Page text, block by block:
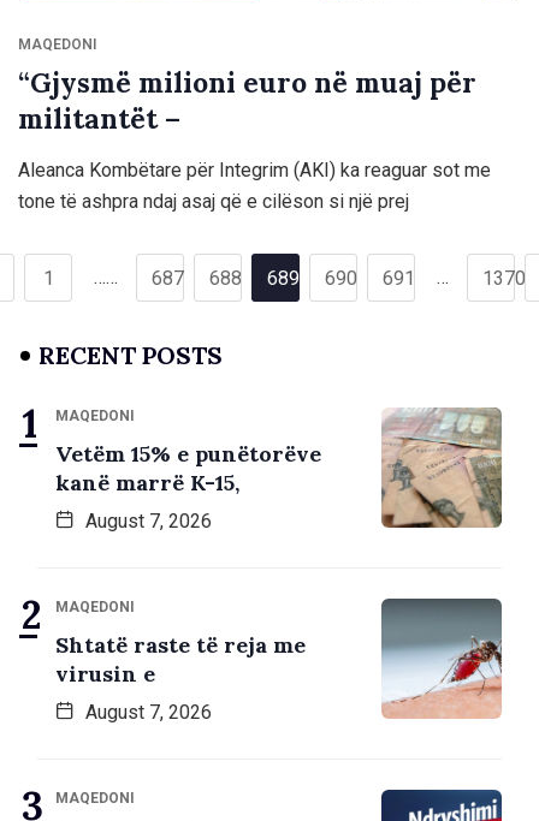
MAQEDONI
“Gjysmë milioni euro në muaj për
militantët –
Aleanca Kombëtare për Integrim (AKI) ka reaguar sot me
tone të ashpra ndaj asaj që e cilëson si një prej
1 …… 687 688 689 690 691 … 1370
RECENT POSTS
MAQEDONI
Vetëm 15% e punëtorëve
kanë marrë K-15,
August 7, 2026
MAQEDONI
Shtatë raste të reja me
virusin e
August 7, 2026
MAQEDONI